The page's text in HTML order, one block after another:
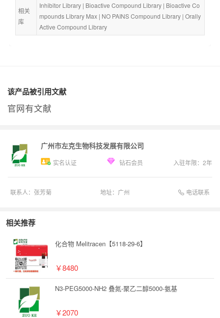
相关
库
Inhibitor Library | Bioactive Compound Library | Bioactive Co
mpounds Library Max | NO PAINS Compound Library | Orally
Active Compound Library
该产品被引用文献
官网有文献
广州市左克生物科技发展有限公司
实名认证 钻石会员 入驻年限： 2年
联系人： 张芳菊 地址： 广州 电话联系
相关推荐
化合物 Melitracen【5118-29-6】
￥8480
N3-PEG5000-NH2 叠氮-聚乙二醇5000-氨基
￥2070